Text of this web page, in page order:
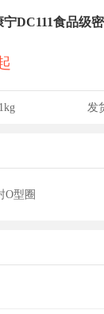
DC111食品级
1kg 发
O型圈